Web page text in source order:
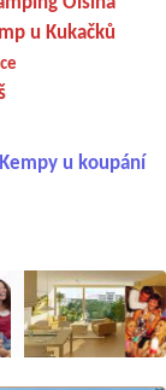
u Kukačků
Kempy u koupání